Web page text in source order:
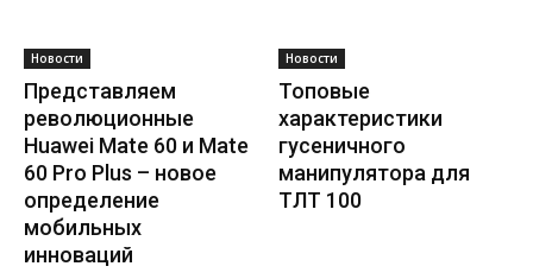
Новости
Представляем
революционные
Huawei Mate 60 и Mate
60 Pro Plus – новое
определение
мобильных
инноваций
Новости
Топовые
характеристики
гусеничного
манипулятора для
ТЛТ 100